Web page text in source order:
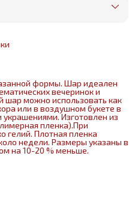
КАД
формы. Шар идеален
вечеринок и
шар можно использовать как
или в воздушном букете в
Изготовлен из
пленка).При
гелий. Плотная пленка
недели. Размеры указаны в
на 10-20 % меньше.